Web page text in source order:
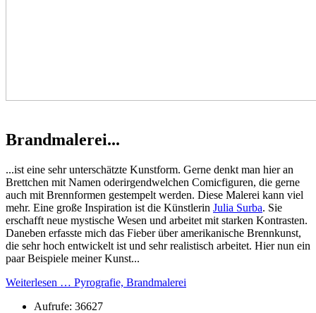
Brandmalerei...
...ist eine sehr unterschätzte Kunstform. Gerne denkt man hier an
Brettchen mit Namen oderirgendwelchen Comicfiguren, die gerne
auch mit Brennformen gestempelt werden. Diese Malerei kann viel
mehr. Eine große Inspiration ist die Künstlerin Julia Surba. Sie
erschafft neue mystische Wesen und arbeitet mit starken Kontrasten.
Daneben erfasste mich das Fieber über amerikanische Brennkunst,
die sehr hoch entwickelt ist und sehr realistisch arbeitet. Hier nun ein
paar Beispiele meiner Kunst...
Weiterlesen … Pyrografie, Brandmalerei
Aufrufe: 36627